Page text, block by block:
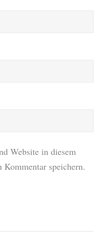
Website in diesem
speichern.